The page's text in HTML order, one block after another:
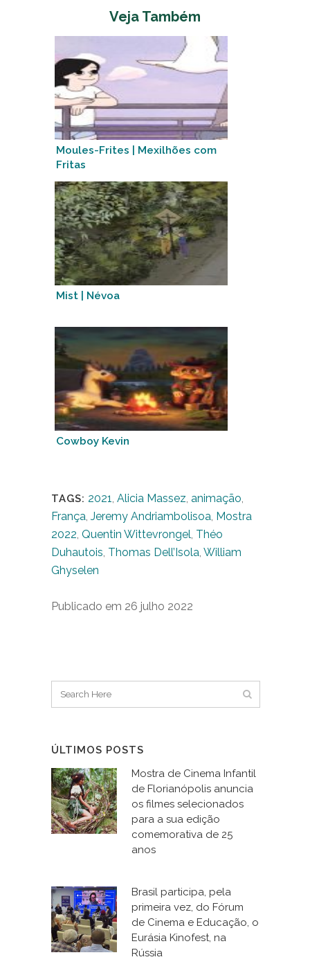
Veja Também
Moules-Frites | Mexilhões com
Fritas
Mist | Névoa
Cowboy Kevin
TAGS: 2021 Alicia Massez animação
França Jeremy Andriambolisoa Mostra
2022 Quentin Wittevrongel Théo
Duhautois Thomas Dell’Isola William
Ghyselen
Publicado em 26 julho 2022
ÚLTIMOS POSTS
Mostra de Cinema Infantil
de Florianópolis anuncia
os filmes selecionados
para a sua edição
comemorativa de 25
anos
Brasil participa, pela
primeira vez, do Fórum
de Cinema e Educação, o
Eurásia Kinofest, na
Rússia